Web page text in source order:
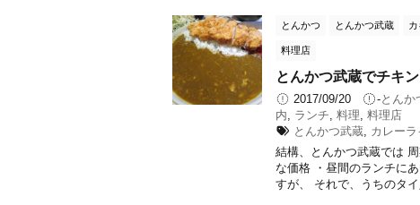
とんかつ とんかつ武蔵
料理店
とんかつ武蔵でチキ
2017/09/20 -とんか
内, ランチ, 料理, 料理店
とんかつ武蔵, カレーラ
結構、とんかつ武蔵では
な価格 ・昼間のランチに
すが、 それで、うちのタ